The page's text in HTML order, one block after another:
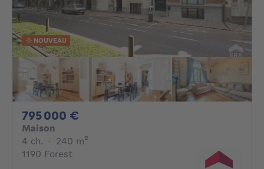
NOUVEAU
795 000 €
Maison
4 ch. 4 chambres
· 240 m²
1190 Forest